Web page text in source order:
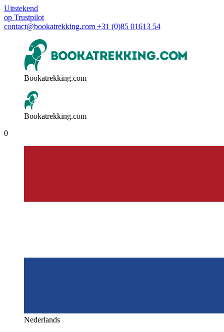
Uitstekend
op Trustpilot
contact@bookatrekking.com +31 (0)85 01613 54
Bookatrekking.com
Bookatrekking.com
0
Nederlands